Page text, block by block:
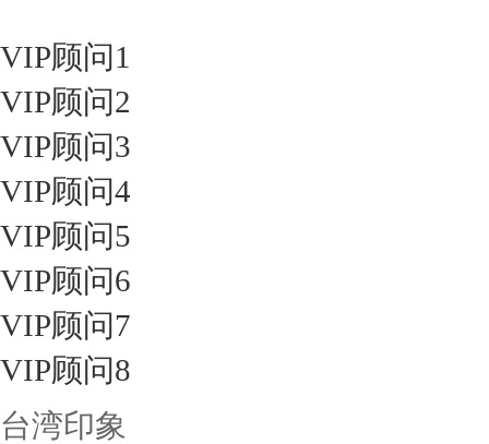
VIP顾问1
VIP顾问2
VIP顾问3
VIP顾问4
VIP顾问5
VIP顾问6
VIP顾问7
VIP顾问8
台湾印象